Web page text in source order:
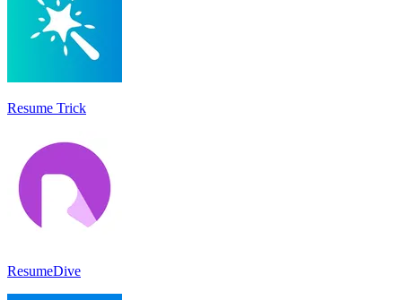
Resume Trick
ResumeDive